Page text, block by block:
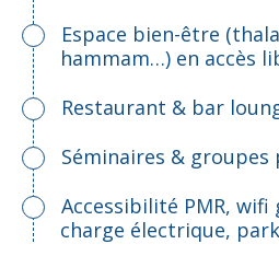
Espace bien-être
hammam…) en accès
Restaurant & bar
Séminaires & groupes
Accessibilité PMR,
charge électrique,